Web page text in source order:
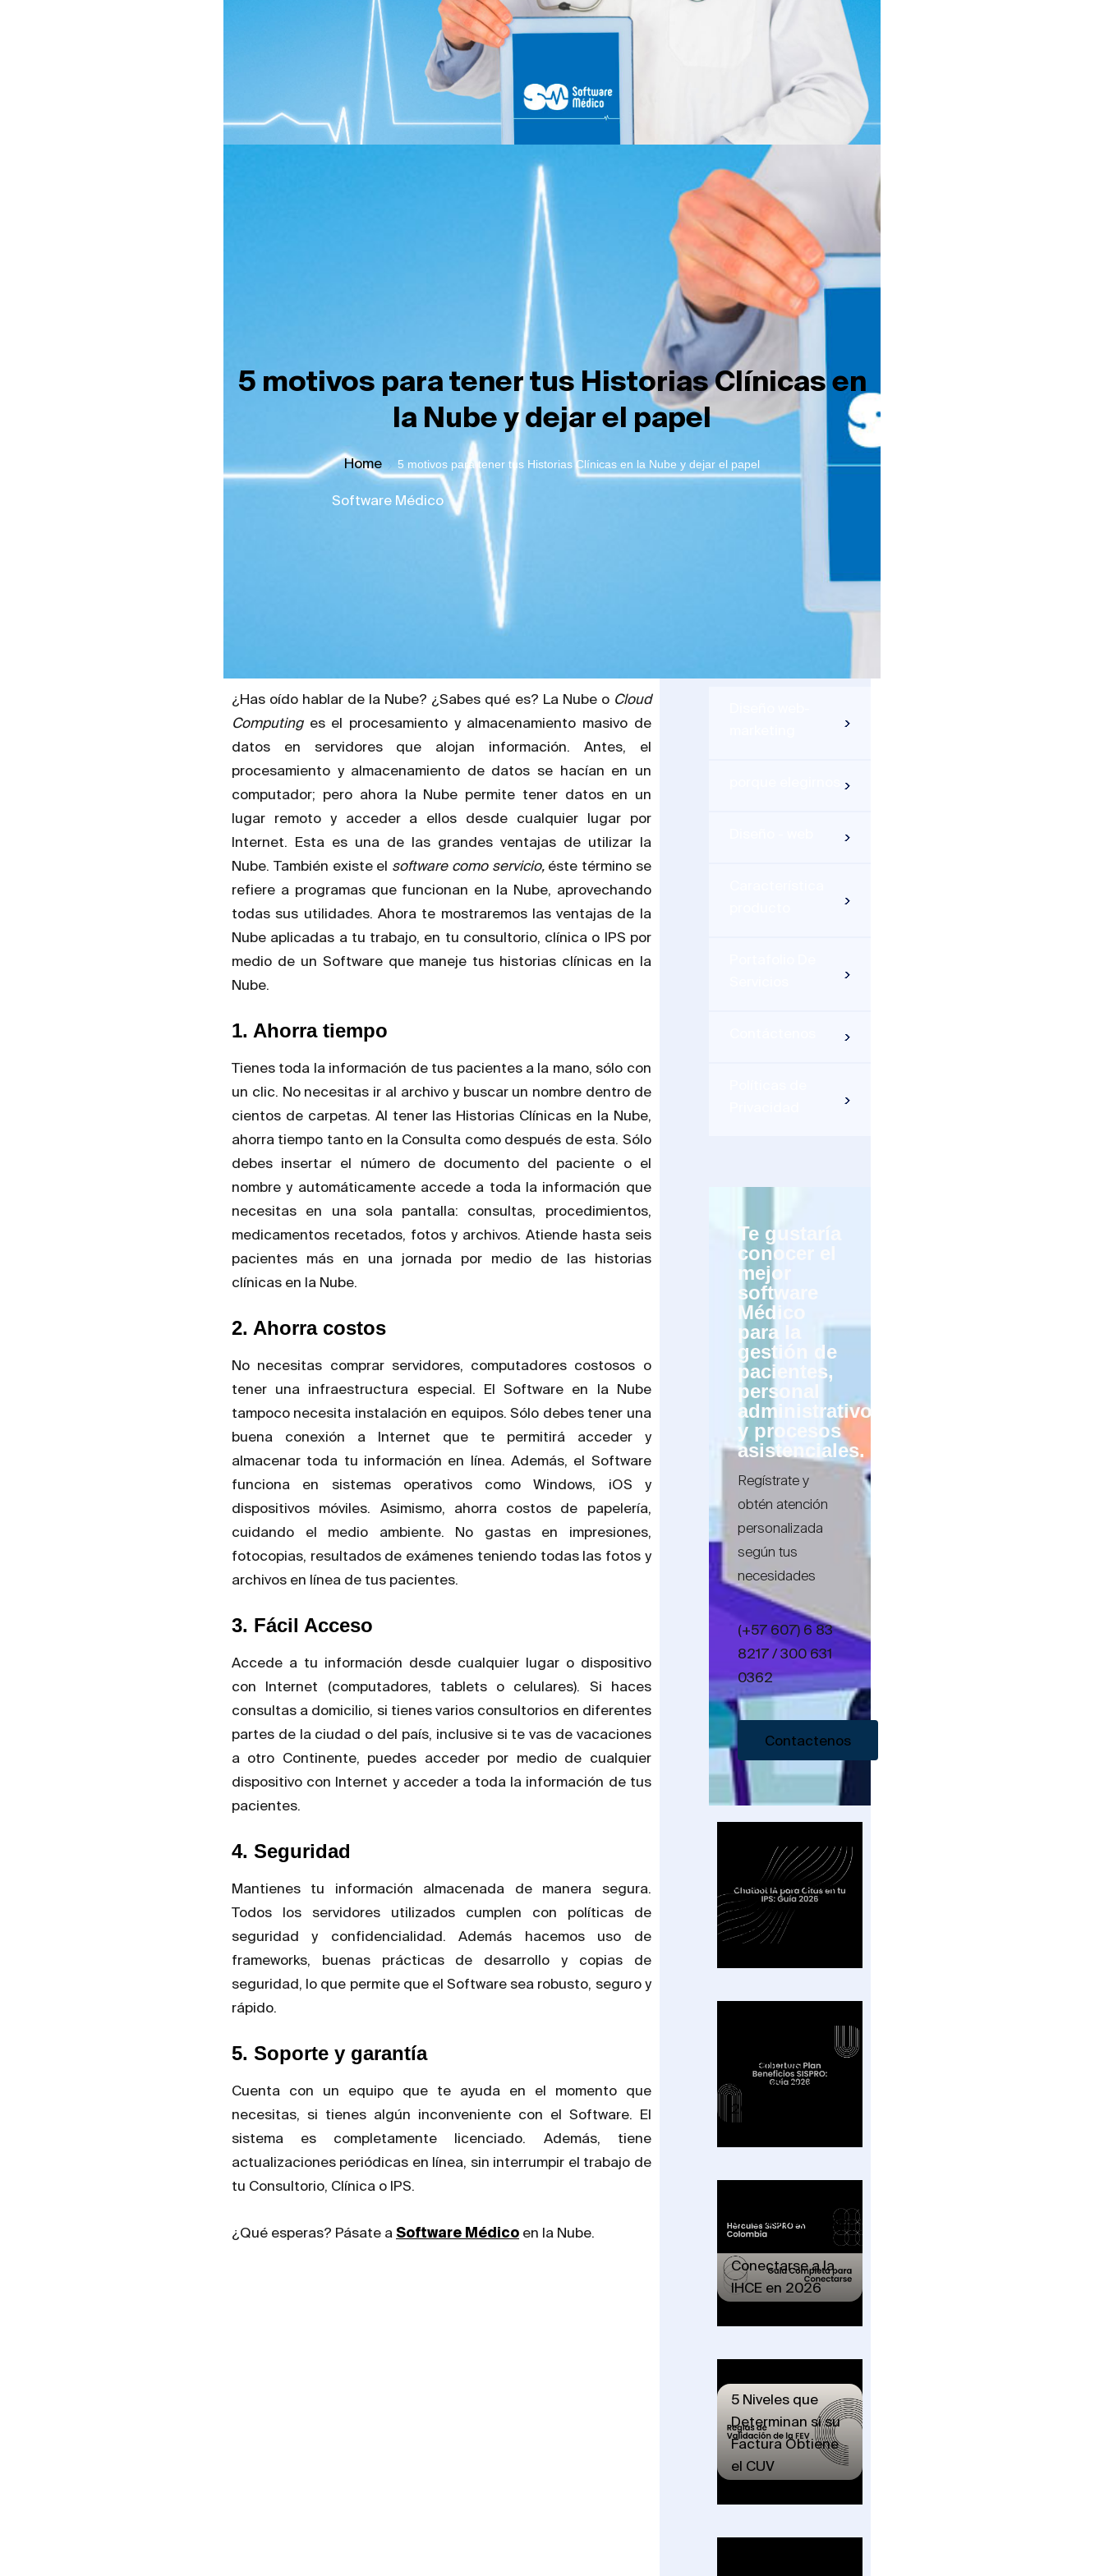
5 motivos para tener tus Historias Clínicas en
la Nube y dejar el papel
Home 5 motivos para tener tus Historias Clínicas en la Nube y dejar el papel
Software Médico
¿Has oído hablar de la Nube? ¿Sabes qué es? La Nube o Cloud
Computing es el procesamiento y almacenamiento masivo de
datos en servidores que alojan información. Antes, el
procesamiento y almacenamiento de datos se hacían en un
computador; pero ahora la Nube permite tener datos en un
lugar remoto y acceder a ellos desde cualquier lugar por
Internet. Esta es una de las grandes ventajas de utilizar la
Nube. También existe el software como servicio, éste término se
refiere a programas que funcionan en la Nube, aprovechando
todas sus utilidades. Ahora te mostraremos las ventajas de la
Nube aplicadas a tu trabajo, en tu consultorio, clínica o IPS por
medio de un Software que maneje tus historias clínicas en la
Nube.
1. Ahorra tiempo
Tienes toda la información de tus pacientes a la mano, sólo con
un clic. No necesitas ir al archivo y buscar un nombre dentro de
cientos de carpetas. Al tener las Historias Clínicas en la Nube,
ahorra tiempo tanto en la Consulta como después de esta. Sólo
debes insertar el número de documento del paciente o el
nombre y automáticamente accede a toda la información que
necesitas en una sola pantalla: consultas, procedimientos,
medicamentos recetados, fotos y archivos. Atiende hasta seis
pacientes más en una jornada por medio de las historias
clínicas en la Nube.
2. Ahorra costos
No necesitas comprar servidores, computadores costosos o
tener una infraestructura especial. El Software en la Nube
tampoco necesita instalación en equipos. Sólo debes tener una
buena conexión a Internet que te permitirá acceder y
almacenar toda tu información en línea. Además, el Software
funciona en sistemas operativos como Windows, iOS y
dispositivos móviles. Asimismo, ahorra costos de papelería,
cuidando el medio ambiente. No gastas en impresiones,
fotocopias, resultados de exámenes teniendo todas las fotos y
archivos en línea de tus pacientes.
3. Fácil Acceso
Accede a tu información desde cualquier lugar o dispositivo
con Internet (computadores, tablets o celulares). Si haces
consultas a domicilio, si tienes varios consultorios en diferentes
partes de la ciudad o del país, inclusive si te vas de vacaciones
a otro Continente, puedes acceder por medio de cualquier
dispositivo con Internet y acceder a toda la información de tus
pacientes.
4. Seguridad
Mantienes tu información almacenada de manera segura.
Todos los servidores utilizados cumplen con políticas de
seguridad y confidencialidad. Además hacemos uso de
frameworks, buenas prácticas de desarrollo y copias de
seguridad, lo que permite que el Software sea robusto, seguro y
rápido.
5. Soporte y garantía
Cuenta con un equipo que te ayuda en el momento que
necesitas, si tienes algún inconveniente con el Software. El
sistema es completamente licenciado. Además, tiene
actualizaciones periódicas en línea, sin interrumpir el trabajo de
tu Consultorio, Clínica o IPS.
¿Qué esperas? Pásate a Software Médico en la Nube.
Te gustaría
conocer el
mejor
software
Médico
para la
gestión de
pacientes,
personal
administrativo
y procesos
asistenciales.
Regístrate y
obtén atención
personalizada
según tus
necesidades
(+57 607) 6 83
8217 / 300 631
0362
Contactenos
Chatbot IA para
Citas en tu IPS:
Guía 2026
Beneficios
SISPRO: Guía
2026
en Colombia: Guía
Completa para
Conectarse a la
IHCE en 2026
5 Niveles que
Determinan si su
Factura Obtiene
el CUV
Factura Sin